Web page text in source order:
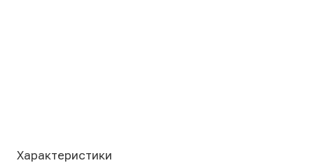
Характеристики